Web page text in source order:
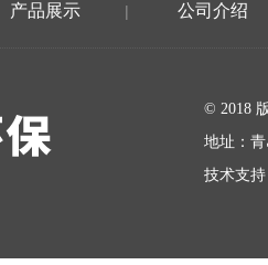
产品展示 | 公司介绍
© 2018
地址：
技术支